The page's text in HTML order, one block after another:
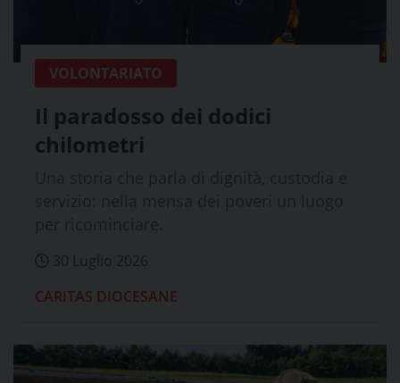
VOLONTARIATO
Il paradosso dei dodici
chilometri
30 Luglio 2026
CARITAS DIOCESANE